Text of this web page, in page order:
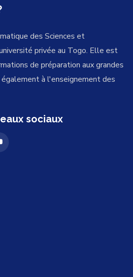
des Sciences et
privée au Togo. Elle est
de préparation aux grandes
à l'enseignement des
sociaux